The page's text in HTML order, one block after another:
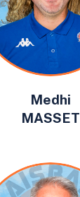
Medhi
MASSET